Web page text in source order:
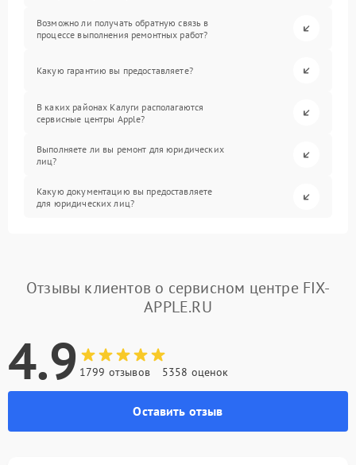
Возможно ли получать обратную связь в
процессе выполнения ремонтных работ?
Какую гарантию вы предоставляете?
В каких районах Калуги располагаются
сервисные центры Apple?
Выполняете ли вы ремонт для юридических
лиц?
Какую документацию вы предоставляете
для юридических лиц?
Отзывы клиентов о сервисном центре FIX-
APPLE.RU
4.9 1799 отзывов 5358 оценок
Оставить отзыв